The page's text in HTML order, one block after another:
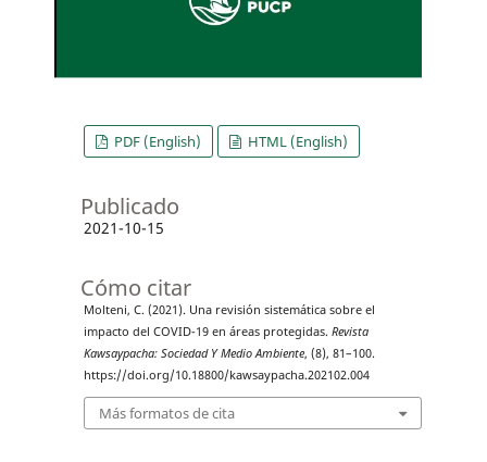
PDF (English) HTML (English)
Publicado
2021-10-15
Cómo citar
Molteni, C. (2021). Una revisión sistemática sobre el
impacto del COVID-19 en áreas protegidas. Revista
Kawsaypacha: Sociedad Y Medio Ambiente, (8), 81–100.
https://doi.org/10.18800/kawsaypacha.202102.004
Más formatos de cita